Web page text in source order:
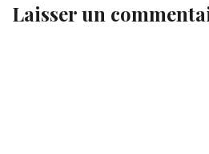
Laisser un